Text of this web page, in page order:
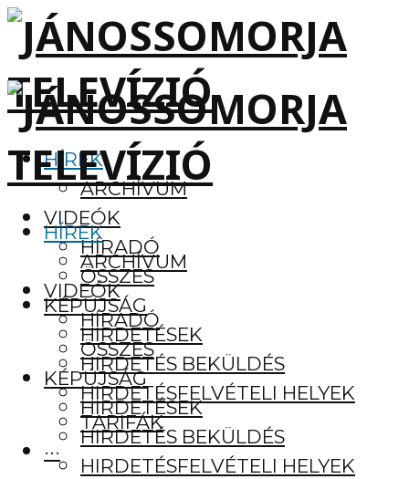
HÍREK
ARCHÍVUM
VIDEÓK
HÍRADÓ
ÖSSZES
KÉPÚJSÁG
HIRDETÉSEK
HIRDETÉS BEKÜLDÉS
HIRDETÉSFELVÉTELI HELYEK
TARIFÁK
···
HÍREK
ARCHÍVUM
VIDEÓK
HÍRADÓ
ÖSSZES
KÉPÚJSÁG
HIRDETÉSEK
HIRDETÉS BEKÜLDÉS
HIRDETÉSFELVÉTELI HELYEK